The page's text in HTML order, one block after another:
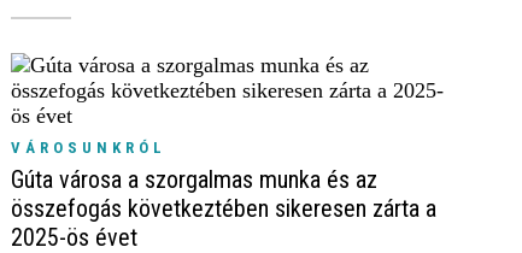
VÁROSUNKRÓL
Gúta városa a szorgalmas munka és az
összefogás következtében sikeresen zárta a
2025-ös évet